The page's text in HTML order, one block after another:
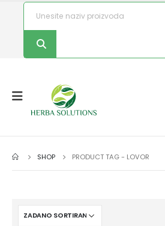
SHOP PRODUCT TAG - LOVOR